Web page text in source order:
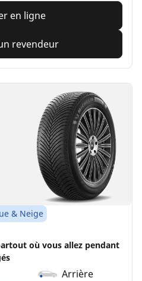
en ligne
revendeur
& Neige
où vous allez pendant
Arrière